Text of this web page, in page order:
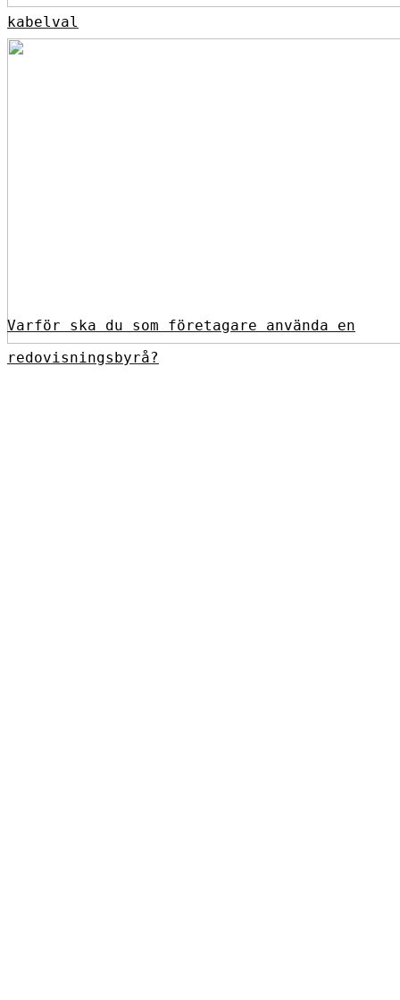
kabelval
Varför ska du som företagare använda en
redovisningsbyrå?